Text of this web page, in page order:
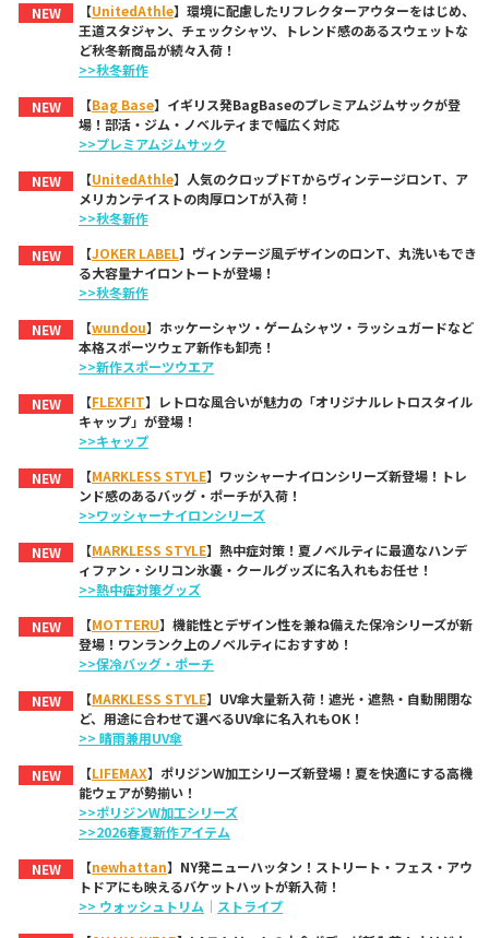
NEW 【UnitedAthle】環境に配慮したリフレクターアウターをはじめ、
王道スタジャン、チェックシャツ、トレンド感のあるスウェットな
ど秋冬新商品が続々入荷！
>>秋冬新作
NEW
【Bag Base】イギリス発BagBaseのプレミアムジムサックが登
場！部活・ジム・ノベルティまで幅広く対応
>>プレミアムジムサック
NEW
【UnitedAthle】人気のクロップドTからヴィンテージロンT、ア
メリカンテイストの肉厚ロンTが入荷！
>>秋冬新作
NEW
【JOKER LABEL】ヴィンテージ風デザインのロンT、丸洗いもでき
る大容量ナイロントートが登場！
>>秋冬新作
NEW
【wundou】ホッケーシャツ・ゲームシャツ・ラッシュガードなど
本格スポーツウェア新作も卸売！
>>新作スポーツウエア
NEW
【FLEXFIT】レトロな風合いが魅力の「オリジナルレトロスタイル
キャップ」が登場！
>>キャップ
NEW
【MARKLESS STYLE】ワッシャーナイロンシリーズ新登場！トレ
ンド感のあるバッグ・ポーチが入荷！
>>ワッシャーナイロンシリーズ
NEW
【MARKLESS STYLE】熱中症対策！夏ノベルティに最適なハンデ
ィファン・シリコン氷嚢・クールグッズに名入れもお任せ！
>>熱中症対策グッズ
NEW
【MOTTERU】機能性とデザイン性を兼ね備えた保冷シリーズが新
登場！ワンランク上のノベルティにおすすめ！
>>保冷バッグ・ポーチ
NEW
【MARKLESS STYLE】UV傘大量新入荷！遮光・遮熱・自動開閉な
ど、用途に合わせて選べるUV傘に名入れもOK！
>> 晴雨兼用UV傘
NEW
【LIFEMAX】ポリジンW加工シリーズ新登場！夏を快適にする高機
能ウェアが勢揃い！
>>ポリジンW加工シリーズ
>>2026春夏新作アイテム
NEW
【newhattan】NY発ニューハッタン！ストリート・フェス・アウ
トドアにも映えるバケットハットが新入荷！
>> ウォッシュトリム ｜ ストライプ